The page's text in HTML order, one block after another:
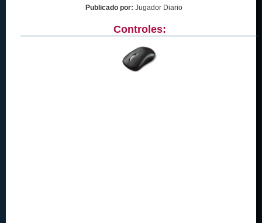
Publicado por: Jugador Diario
Controles: